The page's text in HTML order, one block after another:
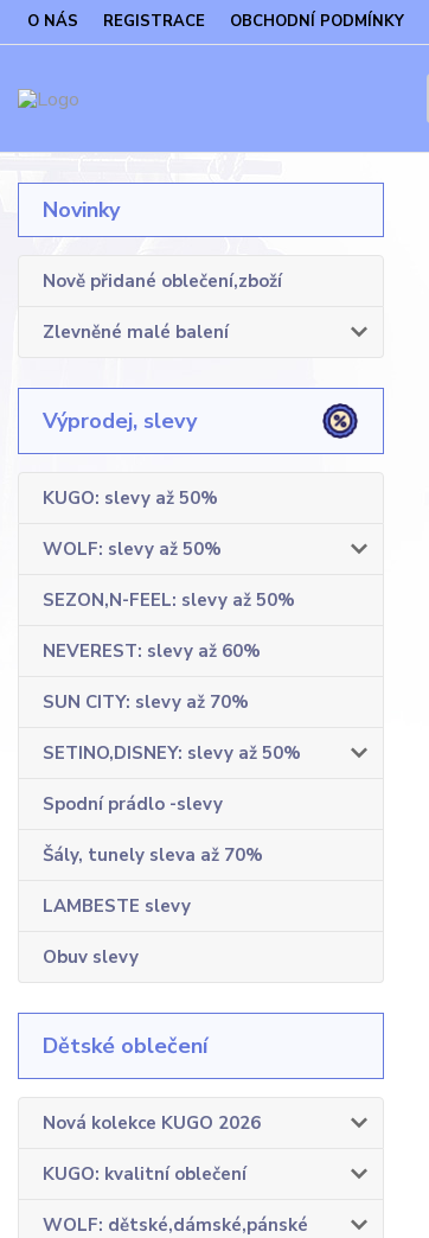
O NÁS REGISTRACE OBCHODNÍ PODMÍNKY
Novinky
Nově přidané oblečení,zboží
Zlevněné malé balení
Výprodej, slevy
KUGO: slevy až 50%
WOLF: slevy až 50%
SEZON,N-FEEL: slevy až 50%
NEVEREST: slevy až 60%
SUN CITY: slevy až 70%
SETINO,DISNEY: slevy až 50%
Spodní prádlo -slevy
Šály, tunely sleva až 70%
LAMBESTE slevy
Obuv slevy
Dětské oblečení
Nová kolekce KUGO 2026
KUGO: kvalitní oblečení
WOLF: dětské,dámské,pánské